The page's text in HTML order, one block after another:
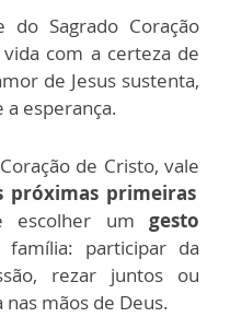
Sagrado Coração
com a certeza de
de Jesus sustenta,
a esperança.
de Cristo, vale
próximas primeiras
umgesto
participar da
rezar juntos ou
mãos de Deus.